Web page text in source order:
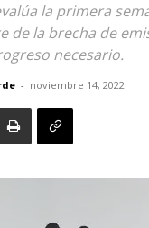
la primera
de la brecha de
necesario.
- noviembre 14, 2022